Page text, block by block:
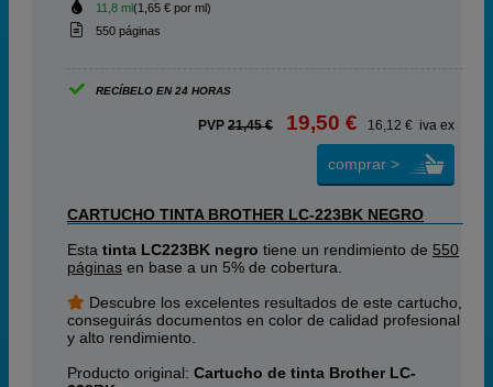
11,8 ml(1,65 € por ml)
550 páginas
RECÍBELO EN 24 HORAS
PVP 21,45 € 19,50 € 16,12 € iva ex
comprar >
CARTUCHO TINTA BROTHER LC-223BK NEGRO
Esta tinta LC223BK negro tiene un rendimiento de 550
páginas en base a un 5% de cobertura.
Descubre los excelentes resultados de este cartucho,
conseguirás documentos en color de calidad profesional
y alto rendimiento.
Producto original: Cartucho de tinta Brother LC-